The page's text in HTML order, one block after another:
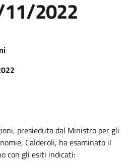
2022
presieduta dal Ministro per gli
Calderoli, ha esaminato il
con gli esiti indicati: